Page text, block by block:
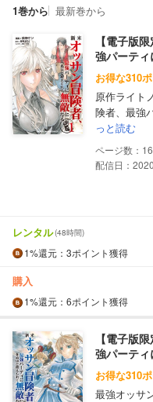
1巻から 最新巻から
【電子版
強パーテ
お得な310
原作ライト
険者、最強
っと読む
配信日：
レンタル(48時間)
1%還元 ：3ポイント獲得
購入
1%還元 ：6ポイント獲得
【電子版
強パーテ
お得な310
最強オッサ